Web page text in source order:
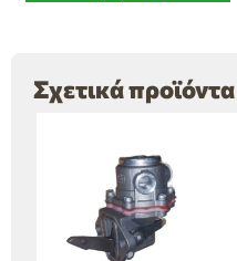
Σχετικά προϊόντα